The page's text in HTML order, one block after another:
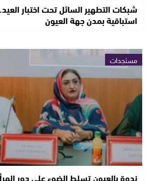
شبكات التطهير السائل تحت اختبار
استباقية بمدن جهة العيون
مستجدات
ندوة بالعيون تسلط الضوء على دور